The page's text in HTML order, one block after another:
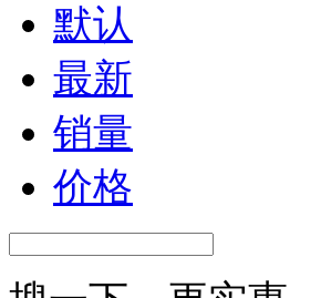
默认
最新
销量
价格